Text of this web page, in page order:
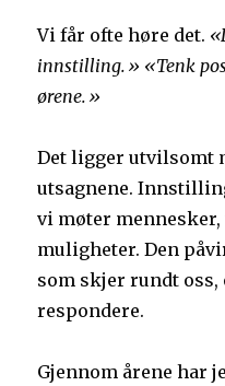
Vi får ofte høre det.
innstilling.» «Tenk
ørene.»
Det ligger utvilsomt
utsagnene.
vi møter
muligheter. Den
som skjer rundt oss,
respondere.
Gjennom årene har